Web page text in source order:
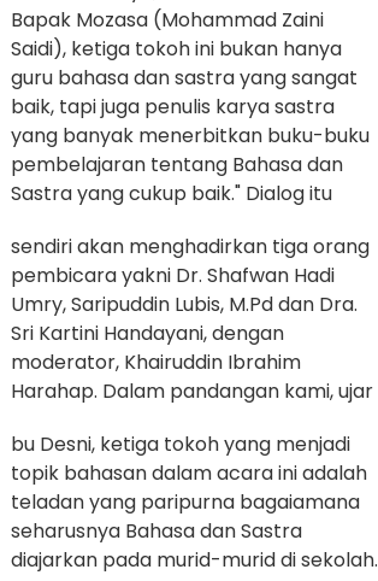
Bapak Mozasa (Mohammad Zaini
Saidi), ketiga tokoh ini bukan hanya
guru bahasa dan sastra yang sangat
baik, tapi juga penulis karya sastra
yang banyak menerbitkan buku-buku
pembelajaran tentang Bahasa dan
Sastra yang cukup baik." Dialog itu
sendiri akan menghadirkan tiga orang
pembicara yakni Dr. Shafwan Hadi
Umry, Saripuddin Lubis, M.Pd dan Dra.
Sri Kartini Handayani, dengan
moderator, Khairuddin Ibrahim
Harahap. Dalam pandangan kami, ujar
bu Desni, ketiga tokoh yang menjadi
topik bahasan dalam acara ini adalah
teladan yang paripurna bagaiamana
seharusnya Bahasa dan Sastra
diajarkan pada murid-murid di sekolah.